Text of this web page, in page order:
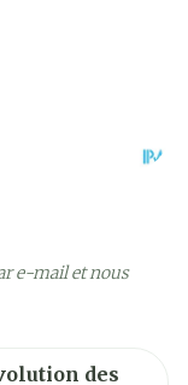
des
e-mail et nous